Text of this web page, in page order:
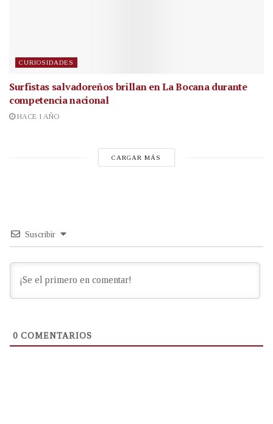
CURIOSIDADES
Surfistas salvadoreños brillan en La Bocana durante
competencia nacional
HACE 1 AÑO
CARGAR MÁS
Suscribir
0 COMENTARIOS